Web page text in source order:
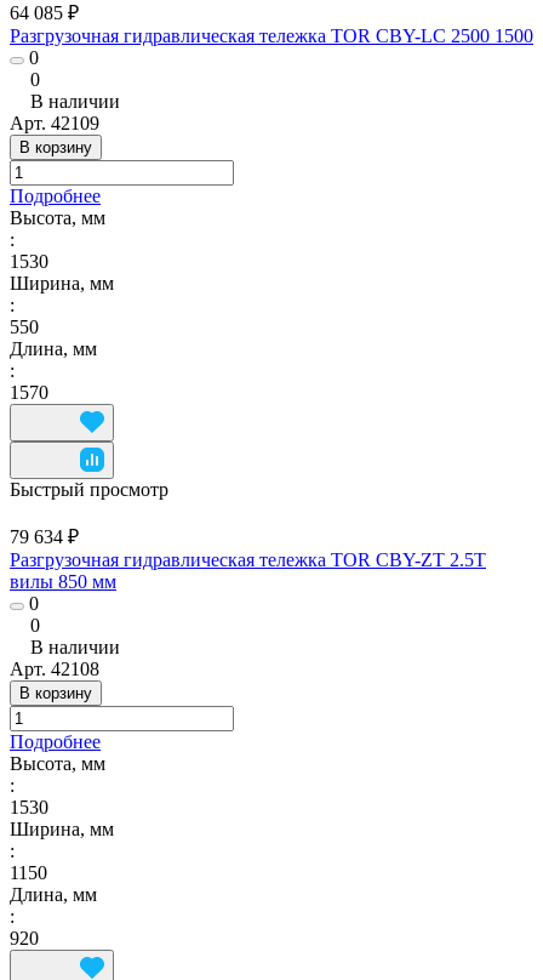
64 085 ₽
Разгрузочная гидравлическая тележка TOR CBY-LC 2500 1500
0
0
В наличии
Арт. 42109
В корзину
Подробнее
Высота, мм
:
1530
Ширина, мм
:
550
Длина, мм
:
1570
Быстрый просмотр
79 634 ₽
Разгрузочная гидравлическая тележка TOR CBY-ZT 2.5T
вилы 850 мм
0
0
В наличии
Арт. 42108
В корзину
Подробнее
Высота, мм
:
1530
Ширина, мм
:
1150
Длина, мм
:
920